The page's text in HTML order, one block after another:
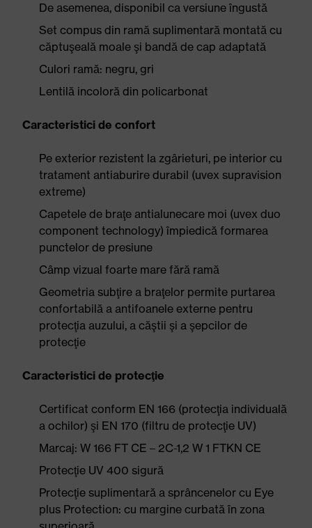
De asemenea, disponibil ca versiune îngustă
Set compus din ramă suplimentară montată cu
căptuşeală moale şi bandă de cap adaptată
Culori ramă: negru, gri
Lentilă incoloră din policarbonat
Caracteristici de confort
Pe exterior rezistent la zgârieturi, pe interior cu
tratament antiaburire durabil (uvex supravision
extreme)
Capetele de braţe antialunecare moi (uvex duo
component technology) împiedică formarea
punctelor de presiune
Câmp vizual foarte mare fără ramă
Geometria subţire a braţelor permite purtarea
confortabilă a antifoanele externe pentru
protecţia auzului, a căştii şi a şepcilor de
protecţie
Caracteristici de protecţie
Certificat conform EN 166 (protecţia individuală
a ochilor) şi EN 170 (filtru de protecţie UV)
Marcaj: W 166 FT CE – 2C-1,2 W 1 FTKN CE
Protecţie UV 400 sigură
Protecţie suplimentară a sprâncenelor cu Eye
plus Protection: cu margine curbată în zona